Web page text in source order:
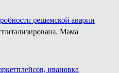
решемской аварии
Мама
ивановка